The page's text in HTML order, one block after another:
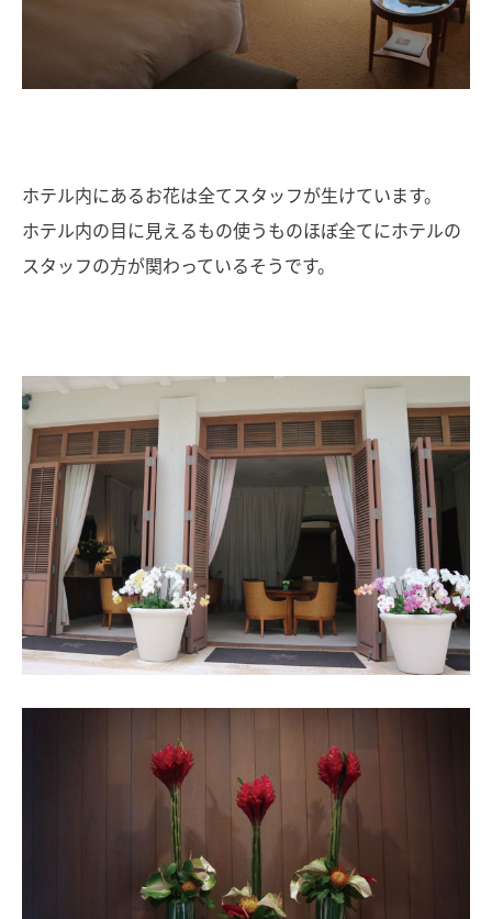
ホテル内にあるお花は全てスタッフが生けています。
ホテル内の目に見えるもの使うものほぼ全てにホテルの
スタッフの方が関わっているそうです。